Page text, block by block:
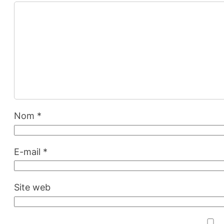
Nom *
E-mail *
Site web